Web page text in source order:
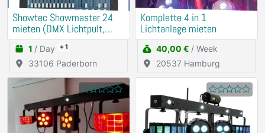
Showtec Showmaster 24
mieten (DMX Lichtpult,
Lichtanlage, Party)
1 / Day + 1
33106 Paderborn
Komplette 4 in 1
Lichtanlage mieten
40,00 € / Week
20537 Hamburg